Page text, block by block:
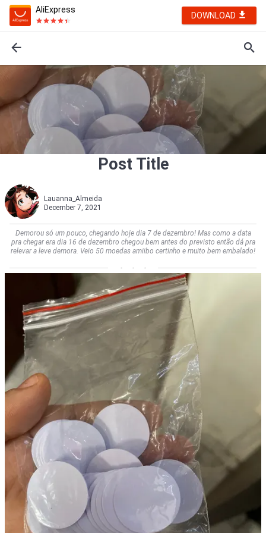
AliExpress
DOWNLOAD
Post Title
Lauanna_Almeida
December 7, 2021
Demorou só um pouco, chegando hoje dia 7 de dezembro! Mas como a data
pra chegar era dia 16 de dezembro chegou bem antes do previsto então dá pra
relevar a leve demora. Veio 50 moedas amiibo certinho e muito bem embalado!